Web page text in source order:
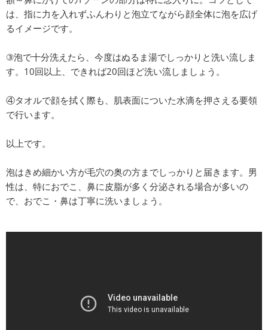
は、指に力を入れずふんわりと泡立てながら顔全体に泡を広げ
るイメージです。
③泡で十分洗えたら、今度はぬるま湯でしっかりと洗い流しま
す。10回以上、できれば20回ほど洗い流しましょう。
④タオルで顔を拭く際も、肌表面についた水滴を押さえる要領
で行います。
以上です。
泡はきめ細かい方が毛穴の奥の方までしっかりと届きます。男
性は、特におでこ、鼻に皮脂が多く分泌される場合が多いの
で、おでこ・鼻は丁寧に洗いましょう。